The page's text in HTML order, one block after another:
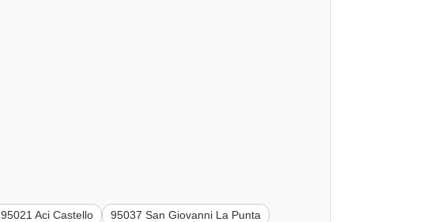
95021 Aci Castello
95037 San Giovanni La Punta